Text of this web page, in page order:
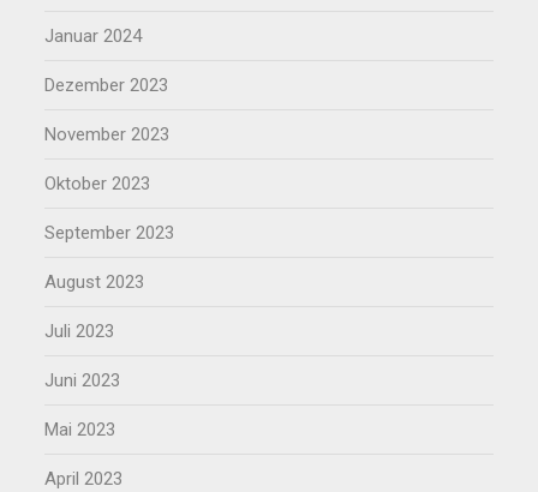
Januar 2024
Dezember 2023
November 2023
Oktober 2023
September 2023
August 2023
Juli 2023
Juni 2023
Mai 2023
April 2023